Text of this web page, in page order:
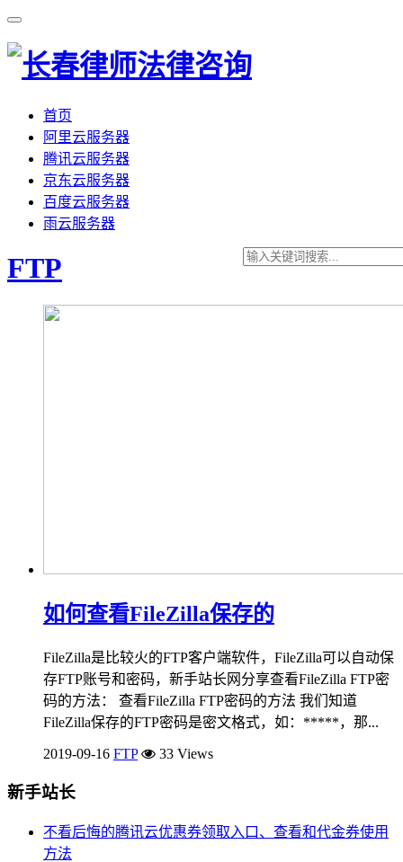
首页
阿里云服务器
腾讯云服务器
京东云服务器
百度云服务器
雨云服务器
FTP
如何查看FileZilla保存的
FileZilla是比较火的FTP客户端软件，FileZilla可以自动保
存FTP账号和密码，新手站长网分享查看FileZilla FTP密
码的方法： 查看FileZilla FTP密码的方法 我们知道
FileZilla保存的FTP密码是密文格式，如：*****，那...
2019-09-16 FTP 33 Views
新手站长
不看后悔的腾讯云优惠券领取入口、查看和代金券使用
方法